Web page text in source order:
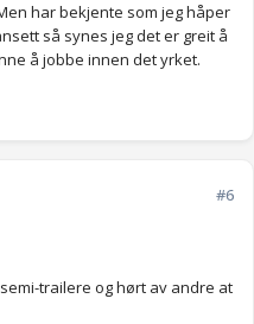
har bekjente som jeg håper
så synes jeg det er greit å
å jobbe innen det yrket.
#6
trailere og hørt av andre at